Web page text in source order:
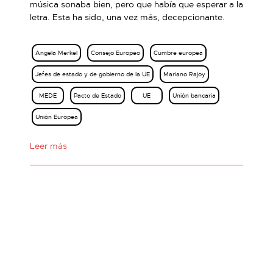
música sonaba bien, pero que había que esperar a la
letra. Esta ha sido, una vez más, decepcionante.
Angela Merkel Consejo Europeo Cumbre europea
Jefes de estado y de gobierno de la UE Mariano Rajoy
MEDE Pacto de Estado UE Unión bancaria
Unión Europea
Leer más